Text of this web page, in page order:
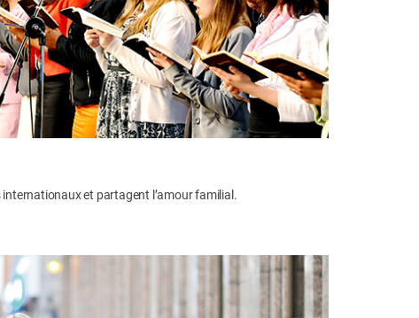
et partagent l’amour familial.